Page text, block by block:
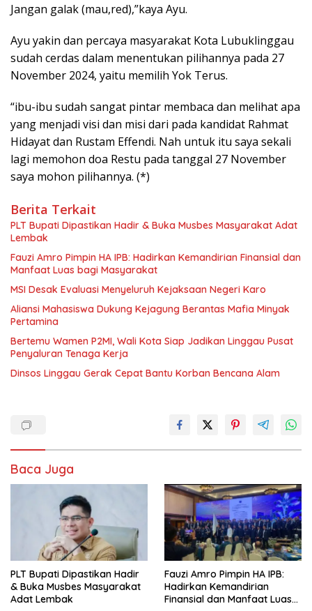
Jangan galak (mau,red),”kaya Ayu.
Ayu yakin dan percaya masyarakat Kota Lubuklinggau
sudah cerdas dalam menentukan pilihannya pada 27
November 2024, yaitu memilih Yok Terus.
“ibu-ibu sudah sangat pintar membaca dan melihat apa
yang menjadi visi dan misi dari pada kandidat Rahmat
Hidayat dan Rustam Effendi. Nah untuk itu saya sekali
lagi memohon doa Restu pada tanggal 27 November
saya mohon pilihannya. (*)
Berita Terkait
PLT Bupati Dipastikan Hadir & Buka Musbes Masyarakat Adat
Lembak
Fauzi Amro Pimpin HA IPB: Hadirkan Kemandirian Finansial dan
Manfaat Luas bagi Masyarakat
MSI Desak Evaluasi Menyeluruh Kejaksaan Negeri Karo
‎Aliansi Mahasiswa Dukung Kejagung Berantas Mafia Minyak
Pertamina
Bertemu Wamen P2MI, Wali Kota Siap Jadikan Linggau Pusat
Penyaluran Tenaga Kerja
Dinsos Linggau Gerak Cepat Bantu Korban Bencana Alam
Baca Juga
PLT Bupati Dipastikan Hadir
& Buka Musbes Masyarakat
Adat Lembak
Fauzi Amro Pimpin HA IPB:
Hadirkan Kemandirian
Finansial dan Manfaat Luas